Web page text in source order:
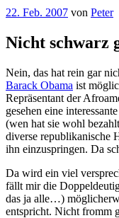
Veröffentlicht
22. Feb. 2007 von Peter
Nicht schwarz
Nein, das hat rein gar
Barack Obama ist
Repräsentant der
gesehen eine
(wen hat sie wohl
diverse republikanische
ihn einzuspringen. Da
Da wird ein viel
fällt mir die
das ja alle…)
entspricht. Nicht fromm